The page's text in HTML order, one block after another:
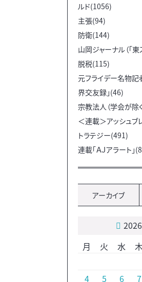
ルド(1056)
主張(94)
防衛(144)
山岡ジャーナル（「
脱税(115)
元フライデー名物記
界交友録」(46)
宗教法人（学会が除
＜連載＞アッシュブ
トラテジー(491)
連載「ＡＪアラート」
アーカイブ
月
火 水 木
4
5 6 7